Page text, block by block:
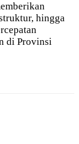
hingga
di Provinsi